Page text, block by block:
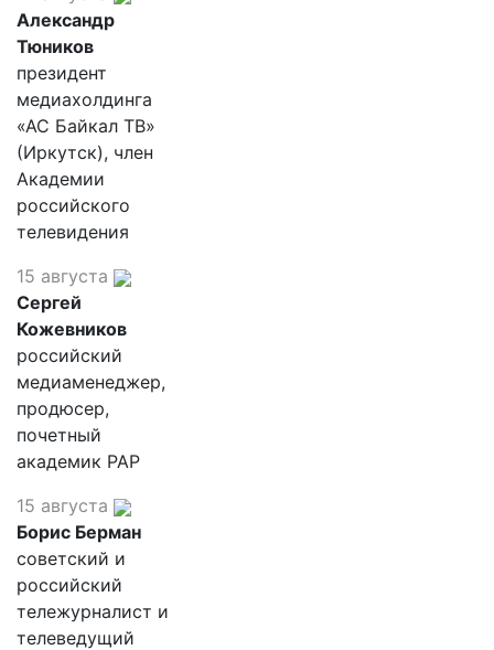
Александр
Тюников
президент
медиахолдинга
«АС Байкал ТВ»
(Иркутск), член
Академии
российского
телевидения
15 августа
Сергей
Кожевников
российский
медиаменеджер,
продюсер,
почетный
академик РАР
15 августа
Борис Берман
советский и
российский
тележурналист и
телеведущий